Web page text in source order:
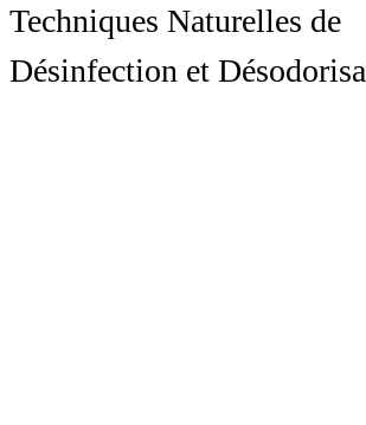
Techniques Naturelles de
Désinfection et